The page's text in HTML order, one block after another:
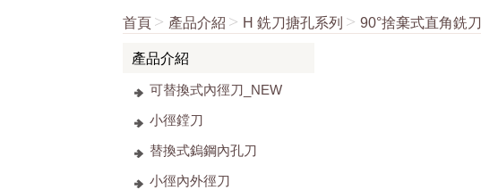
首頁 產品介紹 H 銑刀搪孔系列 90°捨棄式直角銑刀
產品介紹
可替換式內徑刀_NEW
小徑鏜刀
替換式鎢鋼內孔刀
小徑內外徑刀